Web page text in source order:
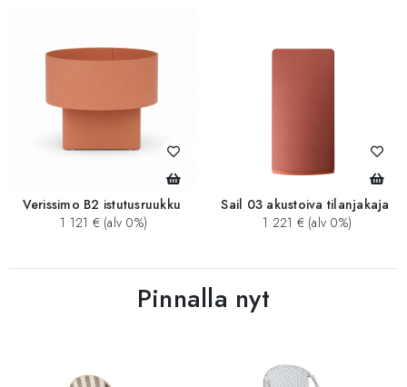
Verissimo B2 istutusruukku
1 121 € (alv 0%)
Sail 03 akustoiva tilanjakaja
1 221 € (alv 0%)
Pinnalla nyt